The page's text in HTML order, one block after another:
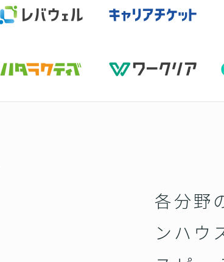
各分野
ンハウ